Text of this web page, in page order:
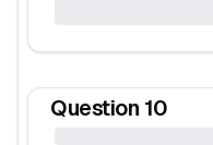
Question 10